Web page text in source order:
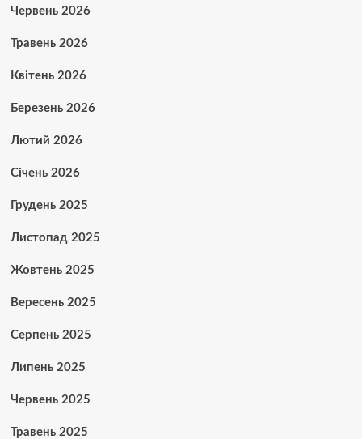
Червень 2026
Травень 2026
Квітень 2026
Березень 2026
Лютий 2026
Січень 2026
Грудень 2025
Листопад 2025
Жовтень 2025
Вересень 2025
Серпень 2025
Липень 2025
Червень 2025
Травень 2025